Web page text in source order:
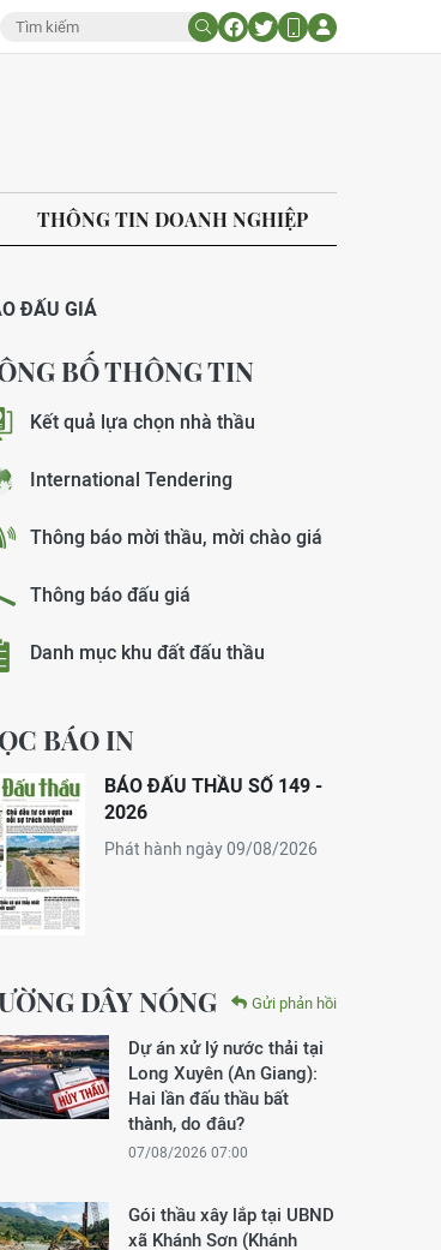
THÔNG TIN DOANH NGHIỆP
ĐẤU GIÁ
BỐ THÔNG TIN
Kết quả lựa chọn nhà thầu
International Tendering
Thông báo mời thầu, mời chào giá
Thông báo đấu giá
Danh mục khu đất đấu thầu
ĐỌC BÁO IN
BÁO ĐẤU THẦU SỐ 149 -
2026
Phát hành ngày 09/08/2026
DÂY NÓNG Gửi phản hồi
Dự án xử lý nước thải tại
Long Xuyên (An Giang):
Hai lần đấu thầu bất
thành, do đâu?
07/08/2026 07:00
Gói thầu xây lắp tại UBND
xã Khánh Sơn (Khánh